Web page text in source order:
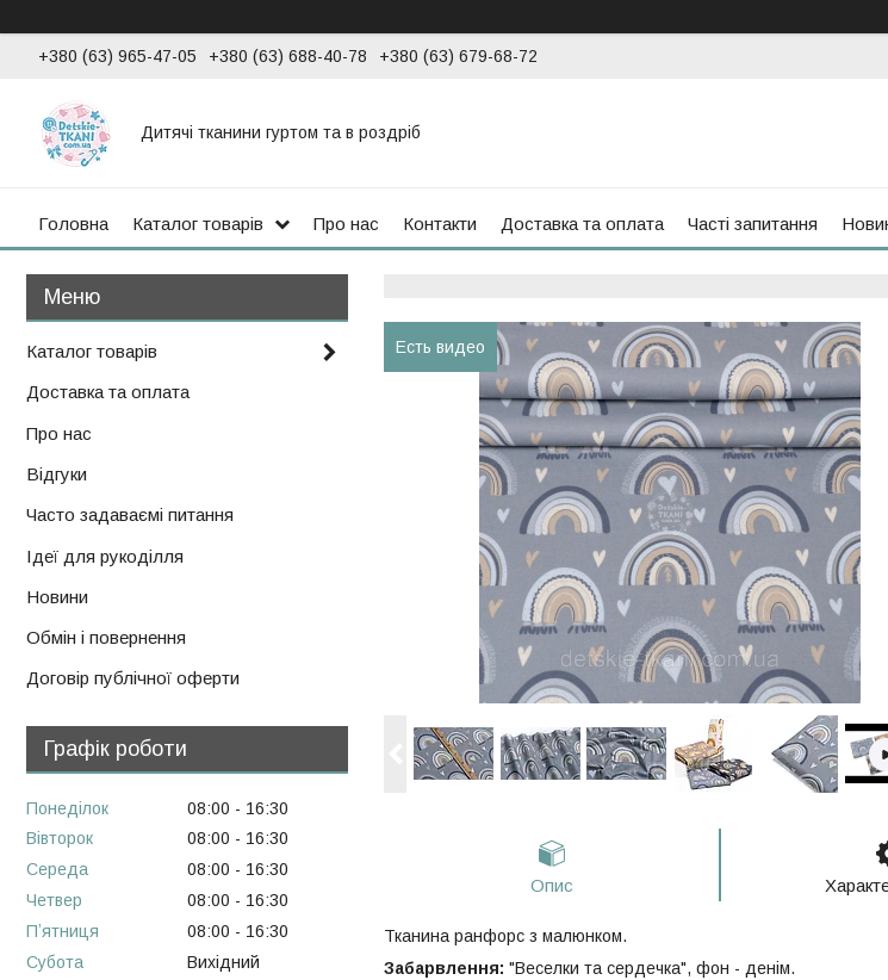
+380 (63) 965-47-05 +380 (63) 688-40-78 +380 (63) 679-68-72
Дитячі тканини гуртом та в роздріб
Головна Каталог товарів Про нас Контакти Доставка та оплата Часті запитання
Есть видео
Опис
Тканина ранфорс з малюнком.
Забарвлення: "Веселки та сердечка", фон - денім.
Каталог товарів
Доставка та оплата
Про нас
Відгуки
Часто задаваємі питання
Ідеї для рукоділля
Новини
Обмін і повернення
Договір публічної оферти
Графік роботи
Понеділок 08:00
16:30
Вівторок
08:00
16:30
Середа
08:00
16:30
Четвер
08:00
16:30
Пʼятниця
08:00
16:30
Субота
Вихідний